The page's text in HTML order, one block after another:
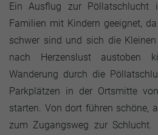
Ein Ausflug zur Pöllatschlucht
Familien mit Kindern geeignet,
schwer sind und sich die
nach Herzenslust austoben
Wanderung durch die
Parkplätzen in der Ortsmitte
starten. Von dort führen schöne,
zum Zugangsweg zur